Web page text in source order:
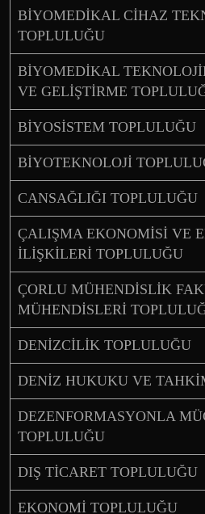
BİYOMEDİKAL CİHAZ
TOPLULUĞU
BİYOMEDİKAL
VE GELİŞTİRME
BİYOSİSTEM TOPLULUĞU
BİYOTEKNOLOJİ
CANSAĞLIĞI TOPLULUĞU
ÇALIŞMA EKONOMİSİ VE
İLİŞKİLERİ TOPLULUĞU
ÇORLU MÜHENDİSLİK
MÜHENDİSLERİ
DENİZCİLİK TOPLULUĞU
DENİZ HUKUKU VE
DEZENFORMASYONLA
TOPLULUĞU
DIŞ TİCARET TOPLULUĞU
EKONOMİ TOPLULUĞU